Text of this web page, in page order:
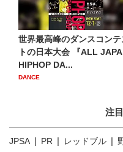
世界最高峰のダンスコンテ
トの日本大会 『ALL
HIPHOP DA...
DANCE
注
JPSA PR レッドブル